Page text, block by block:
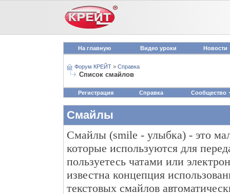
На главную Видео уроки Новости
Форум КРЕЙТ > Справка
Список смайлов
Регистрация Справка Сообщество
Смайлы
Смайлы (smile - улыбка) - это
которые используются для
пользуетесь чатами или
известна концепция
текстовых смайлов